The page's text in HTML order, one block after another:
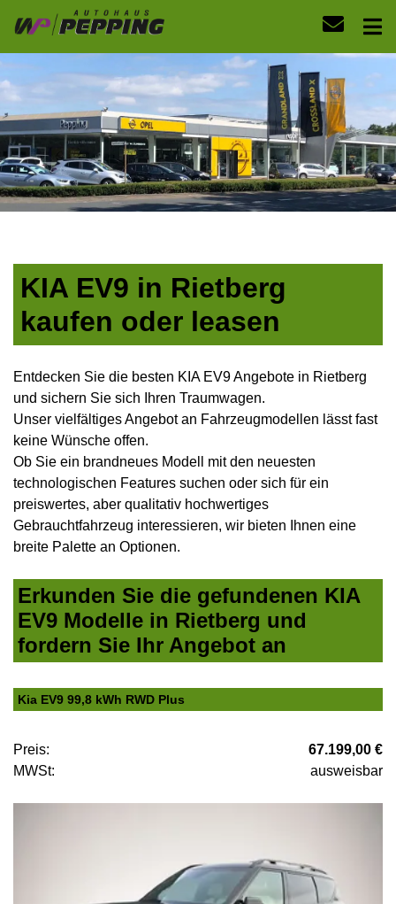
KIA EV9 in Rietberg
kaufen oder leasen
Entdecken Sie die besten KIA EV9 Angebote in Rietberg
und sichern Sie sich Ihren Traumwagen.
Unser vielfältiges Angebot an Fahrzeugmodellen lässt fast
keine Wünsche offen.
Ob Sie ein brandneues Modell mit den neuesten
technologischen Features suchen oder sich für ein
preiswertes, aber qualitativ hochwertiges
Gebrauchtfahrzeug interessieren, wir bieten Ihnen eine
breite Palette an Optionen.
Erkunden Sie die gefundenen KIA
EV9 Modelle in Rietberg und
fordern Sie Ihr Angebot an
Kia EV9 99,8 kWh RWD Plus
Preis:
67.199,00 €
MWSt:
ausweisbar